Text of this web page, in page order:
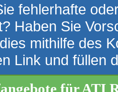
fehlerhafte
Haben Sie
mithilfe des
Link und füllen
für ATI